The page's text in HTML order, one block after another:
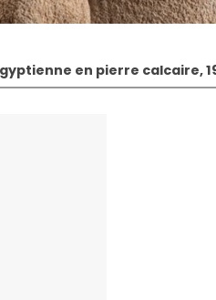
en pierre calcaire,